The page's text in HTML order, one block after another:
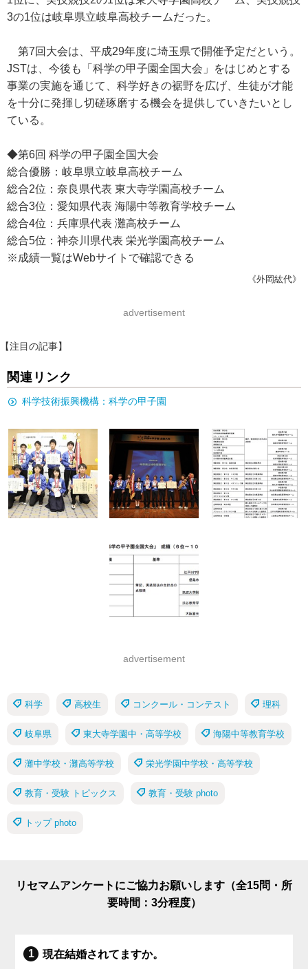
3の1位は岐阜県立岐阜高校チームだった。
第7回大会は、平成29年度に埼玉県で開催予定だという。
JSTは、今後も「科学の甲子園全国大会」をはじめとする
事業の実施を通じて、科学好きの裾野を広げ、生徒が才能
を十分に発揮し切磋琢磨する機会を提供していきたいとし
ている。
◆第6回 科学の甲子園全国大会
総合優勝：岐阜県立岐阜高校チーム
総合2位：奈良県代表 東大寺学園高校チーム
総合3位：愛知県代表 海陽中等教育学校チーム
総合4位：兵庫県代表 灘高校チーム
総合5位：神奈川県代表 栄光学園高校チーム
※成績一覧はWebサイトで確認できる
《外岡紘代》
advertisement
【注目の記事】
関連リンク
科学技術振興機構：科学の甲子園
advertisement
科学 高校生 コンクール・コンテスト 理科
岐阜県 東大寺学園中・高等学校 海陽中等教育学校
灘中学校・灘高等学校 栄光学園中学校・高等学校
教育・受験 トピックス 教育・受験 photo
トップ photo
リセマムアンケートにご協力お願いします（全15問・所
要時間：3分程度）
現在結婚されてますか。